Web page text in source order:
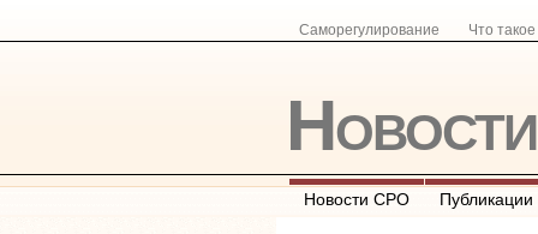
Саморегулирование Что
Новости СРО Публикации